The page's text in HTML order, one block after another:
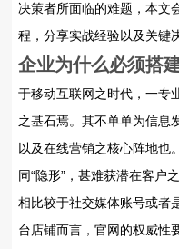
决策者所面临的难题，本文
程，分享实战经验以及关键
企业为什么必须搭
于移动互联网之时代，一专
之基石焉。其不单单为信息
以及在线营销之核心阵地也
同“隐形”，甚难获潜在客户
相比较于社交媒体账号或者
台店铺而言，官网的权威性